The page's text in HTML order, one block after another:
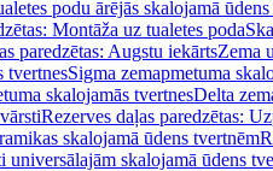
podu ārējās skalojamā
Montāža uz tualetes poda
paredzētas: Augstu iekārtsZema
tvertnesSigma zemapmetuma
skalojamās tvertnesDelta
Rezerves daļas paredzētas:
skalojamā ūdens tvertnēm
universālajām skalojamā ūdens